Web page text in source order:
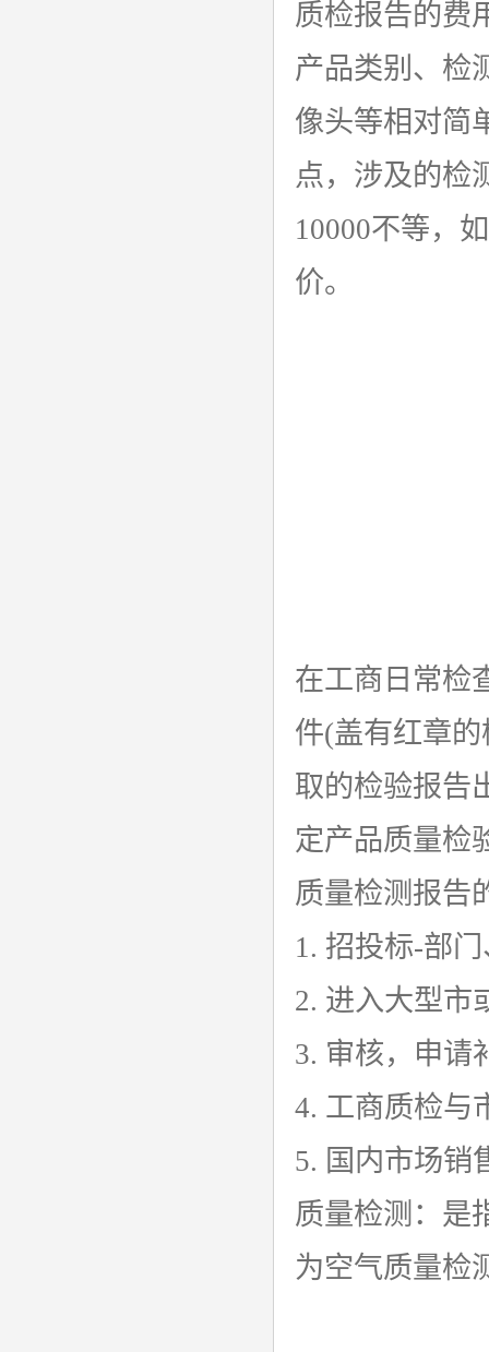
质检报告的费
产品类别、检
像头等相对简
点，涉及的检
10000不等，
价。
在工商日常检
件(盖有红章
取的检验报告
定产品质量检
质量检测报告
1. 招投标-部
2. 进入大型市
3. 审核，申请
4. 工商质检与
5. 国内市场销
质量检测：是
为空气质量检